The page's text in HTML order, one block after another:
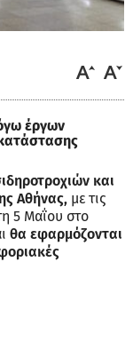
έργων
και
Αθήνας, με τις
5 Μαΐου στο
θα εφαρμόζονται